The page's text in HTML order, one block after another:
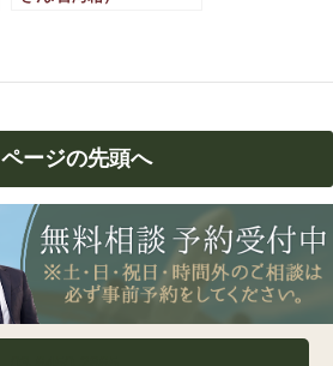
ページの先頭へ